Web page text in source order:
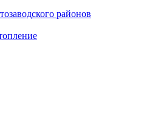
районов